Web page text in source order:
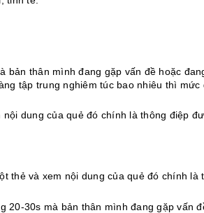
bản thân mình đang gặp vấn đề hoặc
tập trung nghiêm túc bao nhiêu thì mức
dung của quẻ đó chính là thông điệp
thẻ và xem nội dung của quẻ đó chính là
20-30s mà bản thân mình đang gặp vấn